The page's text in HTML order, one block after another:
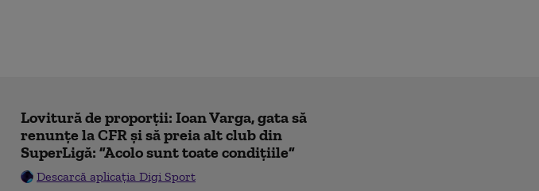
Lovitură de proporții: Ioan Varga, gata să
renunțe la CFR și să preia alt club din
SuperLigă: ”Acolo sunt toate condițiile”
Descarcă aplicația Digi Sport